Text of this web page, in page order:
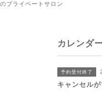
プライベートサロン
カレンダ
予約受付終了
キャンセル